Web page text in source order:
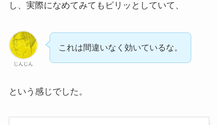
し、実際になめてみてもピリッとしていて、
じんじん
これは間違いなく効いているな。
という感じでした。